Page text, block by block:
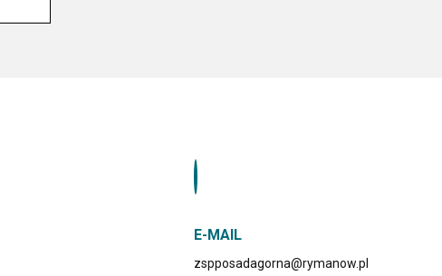
E-MAIL
zspposadagorna@rymanow.pl